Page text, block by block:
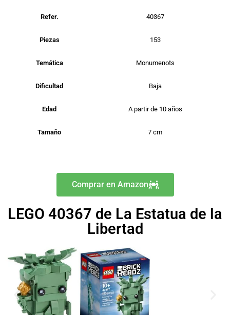
Refer. 40367
Piezas 153
Temática Monumenots
Dificultad Baja
Edad A partir de 10 años
Tamaño 7 cm
Comprar en Amazon
LEGO 40367 de La Estatua de la
Libertad